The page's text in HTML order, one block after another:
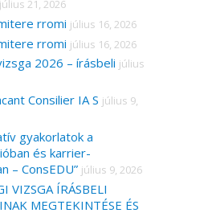
július 21, 2026
rromi július 16, 2026
rromi július 16, 2026
2026 – írásbeli július
Consilier IA S július 9,
gyakorlatok a
és karrier-
– ConsEDU” július 9, 2026
VIZSGA ÍRÁSBELI
MEGTEKINTÉSE ÉS